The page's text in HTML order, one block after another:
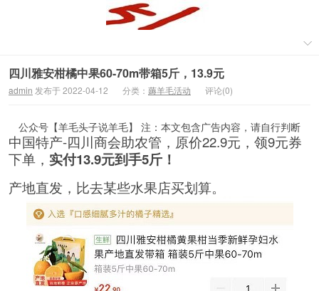
四川雅安柑橘中果60-70m带箱5斤，13.9元
admin 发布于 2022-04-12 分类： 薅羊毛活动 评论(0)
公众号【羊毛头子说羊毛】 注：本文包含广告内容，请自行判断
中国特产-四川商会助农管，原价22.9元，领9元券
下单， 实付13.9元到手5斤！
产地直发，比去某些水果店买划算。